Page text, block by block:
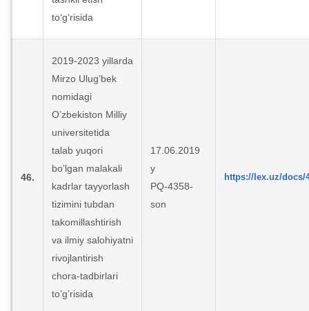
to‘g‘risida
46.
2019-2023 yillarda
Mirzo Ulug’bek
nomidagi
O’zbekiston Milliy
universitetida
talab yuqori
bo’lgan malakali
kadrlar tayyorlash
tizimini tubdan
takomillashtirish
va ilmiy salohiyatni
rivojlantirish
chora-tadbirlari
to’g’risida
17.06.2019
y
PQ-4358-
son
https://lex.uz/docs/